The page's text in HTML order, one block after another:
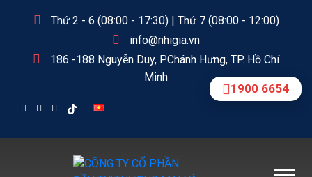
Thứ 2 - 6 (08:00 - 17:30) | Thứ 7 (08:00 - 12:00)
info@nhigia.vn
186 -188 Nguyễn Duy, P.Chánh Hưng, TP. Hồ Chí
Minh
1900 6654